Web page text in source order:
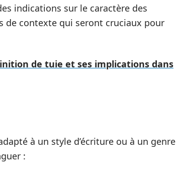
indications sur le caractère des
de contexte qui seront cruciaux pour
de tuie et ses implications dans
à un style d’écriture ou à un genre
: